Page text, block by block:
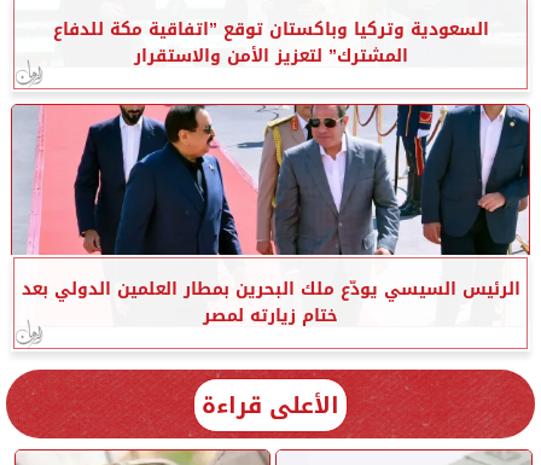
السعودية وتركيا وباكستان توقع ”اتفاقية مكة للدفاع
المشترك” لتعزيز الأمن والاستقرار
الرئيس السيسي يودّع ملك البحرين بمطار العلمين الدولي بعد
ختام زيارته لمصر
الأعلى قراءة